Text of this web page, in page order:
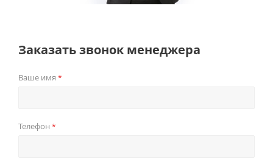
Заказать звонок менеджера
Ваше имя *
Телефон *